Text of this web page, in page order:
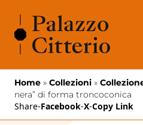
Home » Collezioni »
nera” di forma troncoconica
Share-Facebook-X-Copy Link